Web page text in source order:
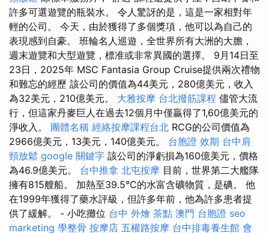
許多可選遊覽的瓶裝水。 令人驚訝的是，這是一家相對年
輕的公司。 今天，由於獲得了多個獎項，他可以為自己的
表現感到自豪。 班輪名人巡遊，全世界所有大洲的大膽，
週末遊覽和大型遊覽，標准或非常異國的選擇。 9月14日至
23日，2025年 MSC Fantasia Group Cruise提供兩次禮物
和難忘的經歷 該公司的價值為44美元，280億美元，收入
為32美元，210億美元。 大雅按摩 台北撥筋課程 儘管大流
行，但這家丹麥巨人在過去12個月中僅贏得了1,60億美元的
淨收入。 團體名稱 經絡按摩課程台北 RCG的公司價值為
2966億美元，13美元，140億美元。 台胞證 效期 台中肩
頸放鬆 google 關鍵字 該公司的淨虧損為160億美元，價格
為46.9億美元。 台中推拿 北屯按摩 目前，世界第二大艦隊
擁有815艘船。 加熱至39.5°C的水富含礦物質，是碘。 他
在1999年獲得了藥水評級，但許多年前，他為許多患者提
供了緩解。 - 小吃攤位 台中 外燴 茶點 澳門 台胞證 seo
marketing 學整骨 按摩店 五權路按摩 台中排毒養生館 會